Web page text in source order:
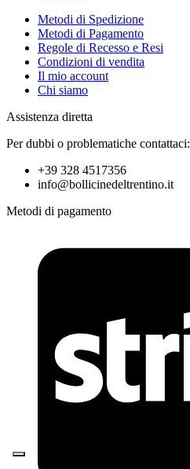
Metodi di Spedizione
Metodi di Pagamento
Regole di Recesso e Resi
Condizioni di vendita
Il mio account
Chi siamo
Assistenza diretta
Per dubbi o problematiche contattaci:
+39 328 4517356
info@bollicinedeltrentino.it
Metodi di pagamento